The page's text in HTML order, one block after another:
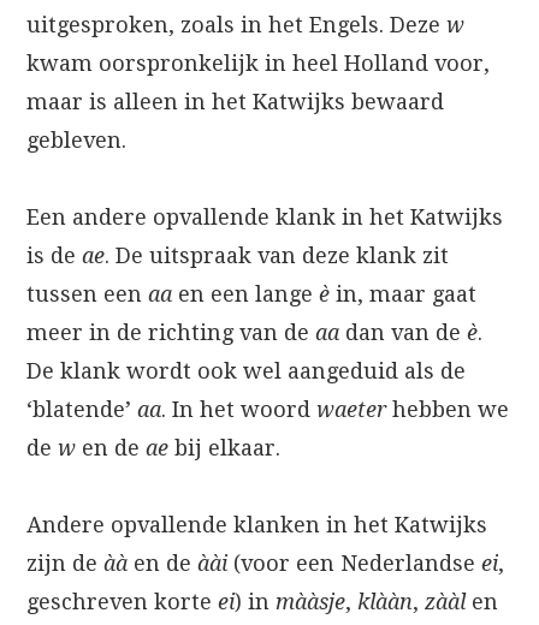
uitgesproken, zoals in het Engels. Dezew
kwam oorspronkelijk in heel Holland voor,
maar is alleen in het Katwijks bewaard
gebleven.
Een andere opvallende klank in het Katwijks
is deae. De uitspraak van deze klank zit
tussen eenaa en een langeè in, maar gaat
meer in de richting van deaa dan van deè.
De klank wordt ook wel aangeduid als de
‘blatende’ aa. In het woordwaeterhebben we
dew en deae bij elkaar.
Andere opvallende klanken in het Katwijks
zijn deàà en deàài (voor een Nederlandseei,
geschreven korteei) in mààsje, klààn,zààlen